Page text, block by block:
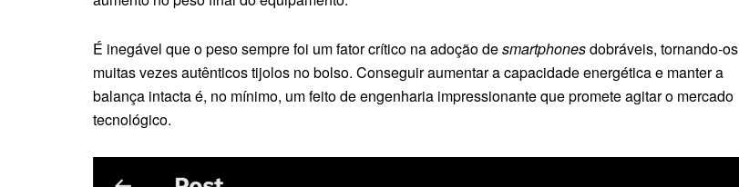
É inegável que o peso sempre foi um fator crítico na adoção desmartphonesdobráveis, tornando-os
muitas vezes autênticos tijolos no bolso. Conseguir aumentar a capacidade energética e manter a
balança intacta é, no mínimo, um feito de engenharia impressionante que promete agitar o mercado
tecnológico.